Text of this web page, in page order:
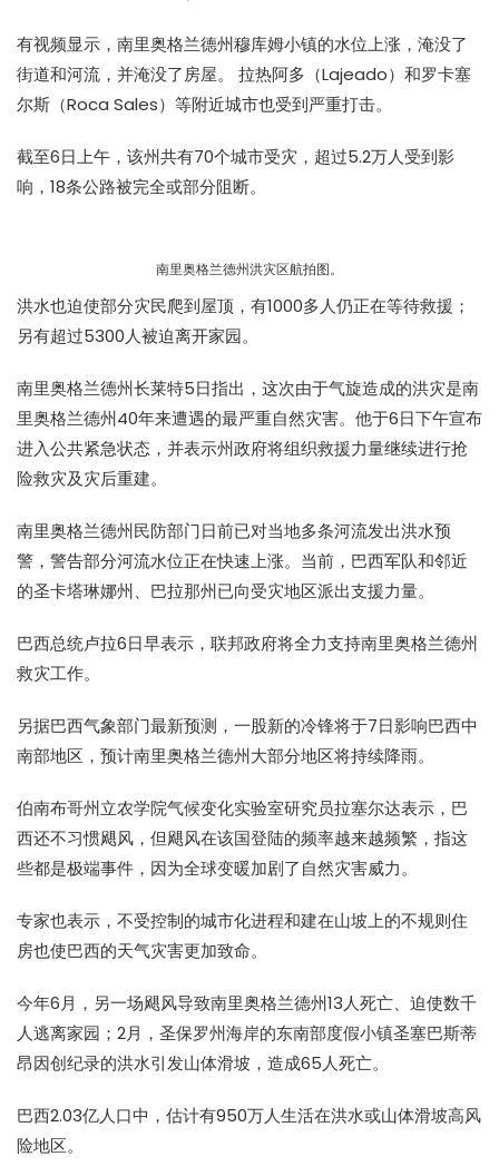
有视频显示，南里奥格兰德州穆库姆小镇的水位上涨，淹没了
街道和河流，并淹没了房屋。 拉热阿多（Lajeado）和罗卡塞
尔斯（Roca Sales）等附近城市也受到严重打击。
截至6日上午，该州共有70个城市受灾，超过5.2万人受到影
响，18条公路被完全或部分阻断。
南里奥格兰德州洪灾区航拍图。
洪水也迫使部分灾民爬到屋顶，有1000多人仍正在等待救援；
另有超过5300人被迫离开家园。
南里奥格兰德州长莱特5日指出，这次由于气旋造成的洪灾是南
里奥格兰德州40年来遭遇的最严重自然灾害。他于6日下午宣布
进入公共紧急状态，并表示州政府将组织救援力量继续进行抢
险救灾及灾后重建。
南里奥格兰德州民防部门日前已对当地多条河流发出洪水预
警，警告部分河流水位正在快速上涨。当前，巴西军队和邻近
的圣卡塔琳娜州、巴拉那州已向受灾地区派出支援力量。
巴西总统卢拉6日早表示，联邦政府将全力支持南里奥格兰德州
救灾工作。
另据巴西气象部门最新预测，一股新的冷锋将于7日影响巴西中
南部地区，预计南里奥格兰德州大部分地区将持续降雨。
伯南布哥州立农学院气候变化实验室研究员拉塞尔达表示，巴
西还不习惯飓风，但飓风在该国登陆的频率越来越频繁，指这
些都是极端事件，因为全球变暖加剧了自然灾害威力。
专家也表示，不受控制的城市化进程和建在山坡上的不规则住
房也使巴西的天气灾害更加致命。
今年6月，另一场飓风导致南里奥格兰德州13人死亡、迫使数千
人逃离家园；2月，圣保罗州海岸的东南部度假小镇圣塞巴斯蒂
昂因创纪录的洪水引发山体滑坡，造成65人死亡。
巴西2.03亿人口中，估计有950万人生活在洪水或山体滑坡高风
险地区。